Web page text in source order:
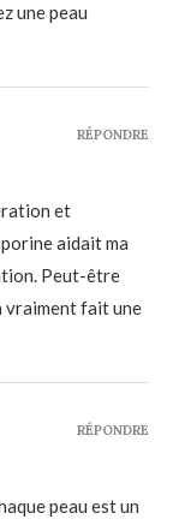
une peau
et
aidait ma
Peut-être
vraiment fait une
RÉPONDRE
peau est un
RÉPONDRE